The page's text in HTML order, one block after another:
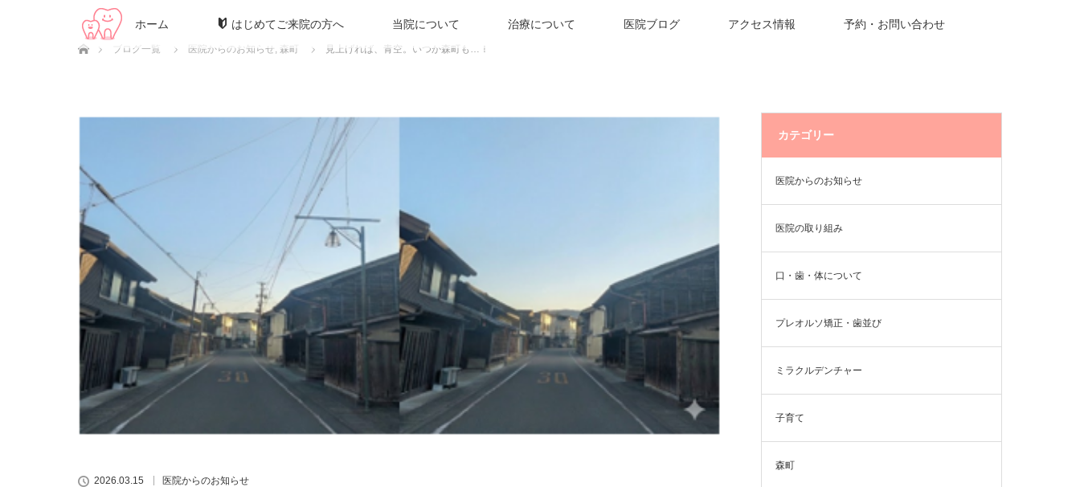
ホーム はじめてご来院の方へ 当院について 治療について 医院ブログ アクセス情報 予約・お問い合わせ
ホーム
ブログ一覧
医院からのお知らせ, 森町 ⾒上げれば、⻘空。いつか森町も…！
2026.03.15 医院からのお知らせ
カテゴリー
医院からのお知らせ
医院の取り組み
口・歯・体について
プレオルソ矯正・歯並び
ミラクルデンチャー
子育て
森町